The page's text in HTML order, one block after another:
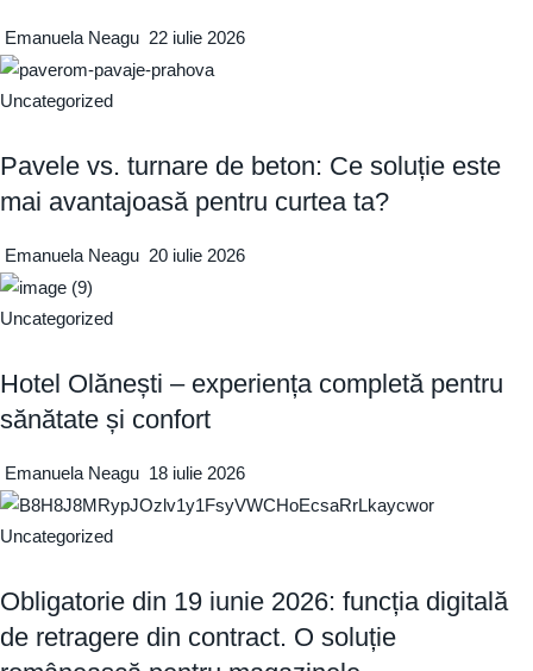
Emanuela Neagu 22 iulie 2026
Uncategorized
Pavele vs. turnare de beton: Ce soluție este
mai avantajoasă pentru curtea ta?
Emanuela Neagu 20 iulie 2026
Uncategorized
Hotel Olănești – experiența completă pentru
sănătate și confort
Emanuela Neagu 18 iulie 2026
Uncategorized
Obligatorie din 19 iunie 2026: funcția digitală
de retragere din contract. O soluție